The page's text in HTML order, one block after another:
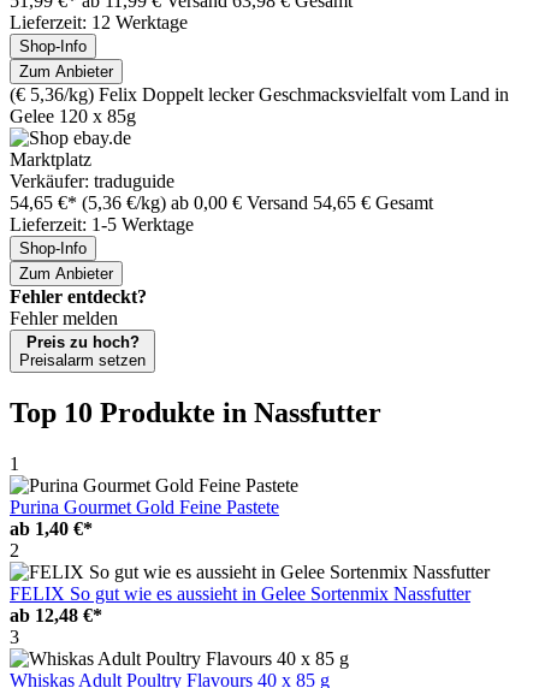
Lieferzeit: 12 Werktage
Shop-Info
Zum Anbieter
(€ 5,36/kg) Felix Doppelt lecker Geschmacksvielfalt vom Land in
Gelee 120 x 85g
Marktplatz
Verkäufer: traduguide
54,65 €* (5,36 €/kg) ab 0,00 € Versand 54,65 € Gesamt
Lieferzeit: 1-5 Werktage
Shop-Info
Zum Anbieter
Fehler entdeckt?
Fehler melden
Preis zu hoch?
Preisalarm setzen
Top 10 Produkte in Nassfutter
1
Purina Gourmet Gold Feine Pastete
ab 1,40 €*
2
FELIX So gut wie es aussieht in Gelee Sortenmix Nassfutter
ab 12,48 €*
3
Whiskas Adult Poultry Flavours 40 x 85 g